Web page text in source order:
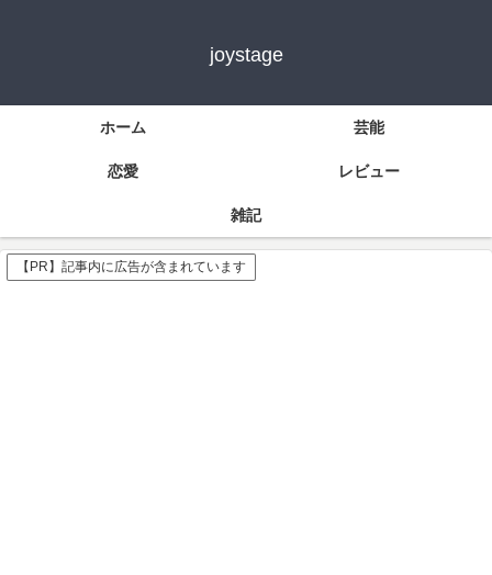
joystage
ホーム 芸能
恋愛 レビュー
雑記
【PR】記事内に広告が含まれています